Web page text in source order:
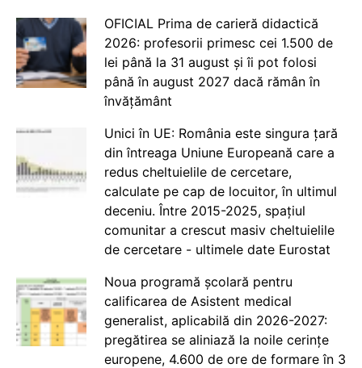
OFICIAL Prima de carieră didactică
2026: profesorii primesc cei 1.500 de
lei până la 31 august și îi pot folosi
până în august 2027 dacă rămân în
învățământ
Unici în UE: România este singura țară
din întreaga Uniune Europeană care a
redus cheltuielile de cercetare,
calculate pe cap de locuitor, în ultimul
deceniu. Între 2015-2025, spațiul
comunitar a crescut masiv cheltuielile
de cercetare - ultimele date Eurostat
Noua programă școlară pentru
calificarea de Asistent medical
generalist, aplicabilă din 2026-2027:
pregătirea se aliniază la noile cerințe
europene, 4.600 de ore de formare în 3